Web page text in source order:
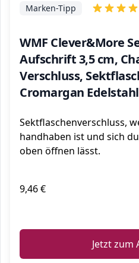
WMF Clever&More
Aufschrift 3,5 cm,
Verschluss,
Cromargan
Marken-Tipp
Sektflaschenverschluss,
handhaben ist und sich
oben öffnen lässt.
9,46 €
Jetzt zum